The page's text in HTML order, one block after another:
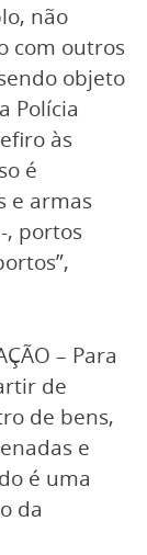
não
com outros
objeto
Polícia
às
é
e armas
, portos
– Para
de
de bens,
e
é uma
da